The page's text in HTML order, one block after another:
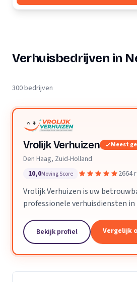
Verhuisbedrijven in
300 bedrijven
Vrolijk Verhuizen Meest
Den Haag, Zuid-Holland
10,0Moving Score 2664
Vrolijk Verhuizen is uw
professionele verhuisdiensten in
ervaring en een toegewijd team
dat uw verhuizing soepel en
Bekijk profiel Vergelijk